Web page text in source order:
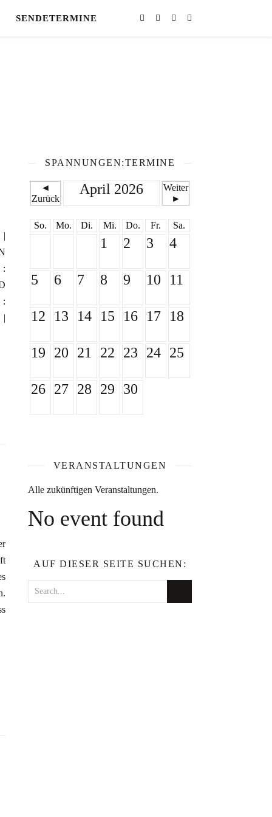
SENDETERMINE
|
:
:
|
SPANNUNGEN:TERMINE
◄
Zurück
April 2026
Weiter
►
So. Mo. Di. Mi. Do. Fr. Sa.
1 2 3 4
5 6 7 8 9 10 11
12 13 14 15 16 17 18
19 20 21 22 23 24 25
26 27 28 29 30
VERANSTALTUNGEN
Alle zukünftigen Veranstaltungen.
No event found
AUF DIESER SEITE SUCHEN: